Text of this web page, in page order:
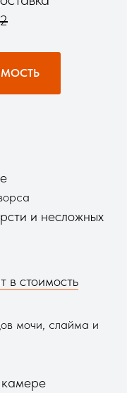
и несложных
в стоимость
мочи, слайма и